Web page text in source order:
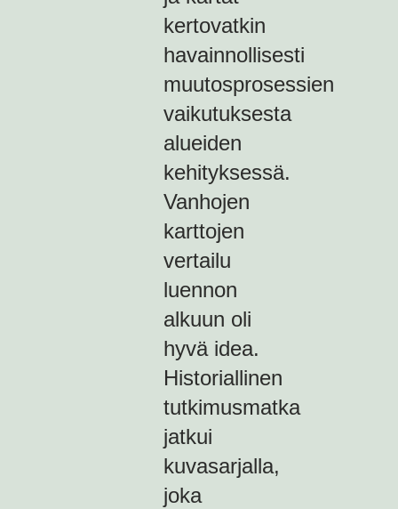
kertovatkin
havainnollisesti
muutosprosessien
vaikutuksesta
alueiden
kehityksessä.
Vanhojen
karttojen
vertailu
luennon
alkuun oli
hyvä idea.
Historiallinen
tutkimusmatka
jatkui
kuvasarjalla,
joka